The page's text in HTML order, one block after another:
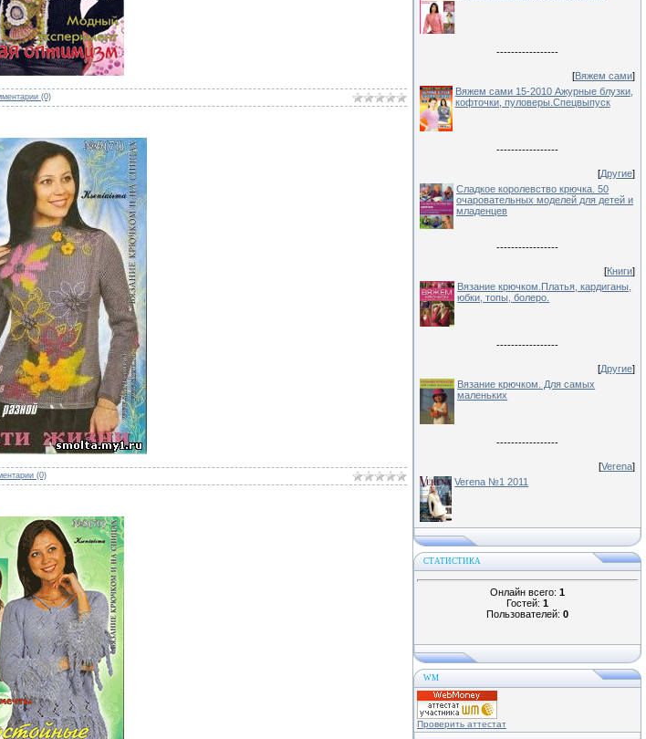
(0)
(0)
-----------------
[Вяжем сами]
Вяжем сами 15-2010 Ажурные блузки,
кофточки, пуловеры.Спецвыпуск
-----------------
[Другие]
Сладкое королевство крючка. 50
очаровательных моделей для детей и
младенцев
-----------------
[Книги]
Вязание крючком.Платья, кардиганы,
юбки, топы, болеро.
-----------------
[Другие]
Вязание крючком. Для самых
маленьких
-----------------
[Verena]
Verena №1 2011
СТАТИСТИКА
Онлайн всего: 1
Гостей: 1
Пользователей: 0
WM
Проверить аттестат